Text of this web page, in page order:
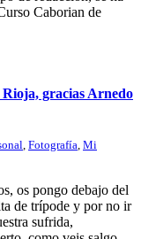
Caborian de
gracias Arnedo
, Fotografía, Mi
os pongo debajo del
de trípode y por no ir
sufrida,